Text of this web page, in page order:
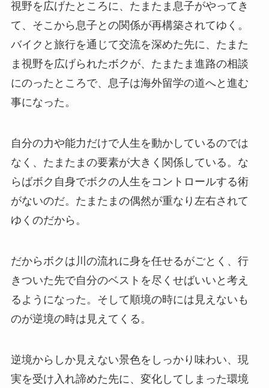
視野を広げたところに、たまたま息子がやってき
て、そこから息子との関係が再構築されてゆく。
バイクと旅行を通じて交流を深めた先に、たまた
ま視野を広げられたボクが、たまたま進路の相談
にのったところで、息子は海外留学の道へと進む
事になった。
自分の力や能力だけで人生を動かしているのでは
なく、たまたまの要素が大きく関係している。な
らばボク自身でボクの人生をコントロールする術
がないのだ。たまたまの偶然が重なり左右されて
ゆくのだから。
だからボクは川の流れに身を任せるがごとく、行
きついた先で自分のベストを尽くせばいいと考え
るようになった。そして順境の時には見えないも
のが逆境の時は見えてくる。
逆境からしか見えない景色をしっかり味わい、現
実を受け入れ諦めた先に、変化してしまった環境